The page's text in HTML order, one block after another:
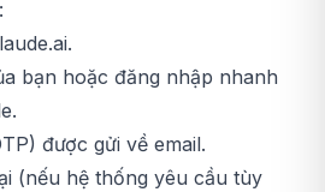
bạn hoặc đăng nhập nhanh
được gửi về email.
(nếu hệ thống yêu cầu tùy